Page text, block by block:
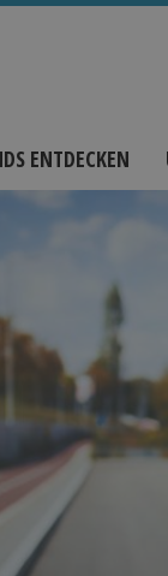
ENTDECKEN